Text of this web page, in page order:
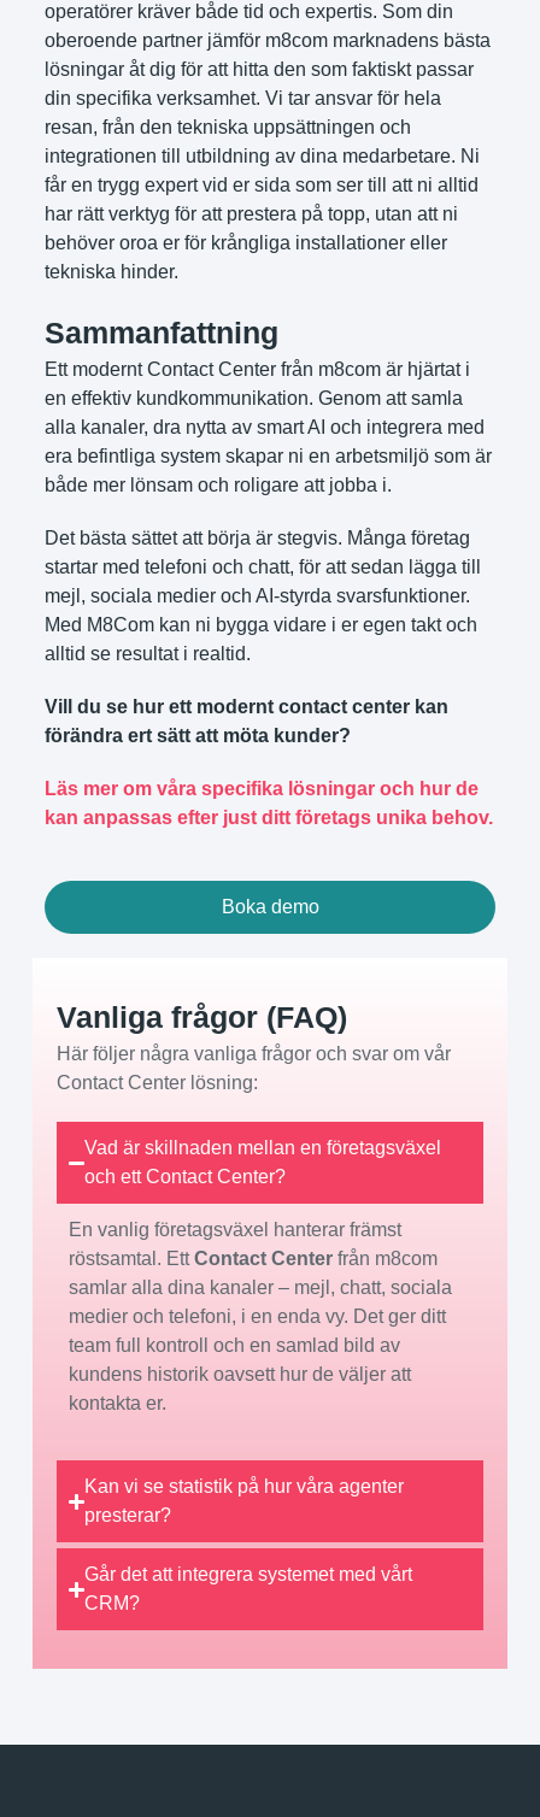
operatörer kräver både tid och expertis. Som din
oberoende partner jämför m8com marknadens bästa
lösningar åt dig för att hitta den som faktiskt passar
din specifika verksamhet. Vi tar ansvar för hela
resan, från den tekniska uppsättningen och
integrationen till utbildning av dina medarbetare. Ni
får en trygg expert vid er sida som ser till att ni alltid
har rätt verktyg för att prestera på topp, utan att ni
behöver oroa er för krångliga installationer eller
tekniska hinder.
Sammanfattning
Ett modernt Contact Center från m8com är hjärtat i
en effektiv kundkommunikation. Genom att samla
alla kanaler, dra nytta av smart AI och integrera med
era befintliga system skapar ni en arbetsmiljö som är
både mer lönsam och roligare att jobba i.
Det bästa sättet att börja är stegvis. Många företag
startar med telefoni och chatt, för att sedan lägga till
mejl, sociala medier och AI-styrda svarsfunktioner.
Med M8Com kan ni bygga vidare i er egen takt och
alltid se resultat i realtid.
Vill du se hur ett modernt contact center kan
förändra ert sätt att möta kunder?
Läs mer om våra specifika lösningar och hur de
kan anpassas efter just ditt företags unika behov.
Boka demo
Vanliga frågor (FAQ)
Här följer några vanliga frågor och svar om vår
Contact Center lösning:
Vad är skillnaden mellan en företagsväxel
och ett Contact Center?
En vanlig företagsväxel hanterar främst
röstsamtal. EttContact Centerfrån m8com
samlar alla dina kanaler – mejl, chatt, sociala
medier och telefoni, i en enda vy. Det ger ditt
team full kontroll och en samlad bild av
kundens historik oavsett hur de väljer att
kontakta er.
Kan vi se statistik på hur våra agenter
presterar?
Går det att integrera systemet med vårt
CRM?